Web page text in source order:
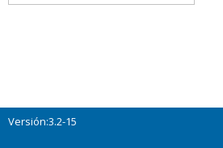
Versión:3.2-15